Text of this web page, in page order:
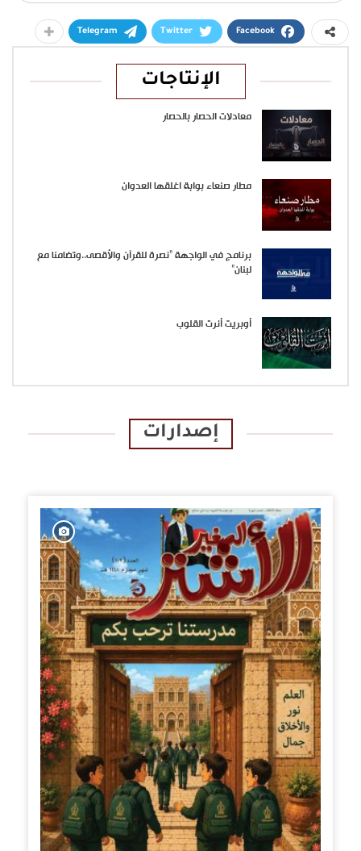
Facebook
Twitter
Telegram
الإنتاجات
معادلات الحصار بالحصار
مطار صنعاء بوابة اغلقها العدوان
برنامج في الواجهة “نصرة للقرآن والأقصى..وتضامنا مع
لبنان”
أوبريت أنرت القلوب
إصدارات